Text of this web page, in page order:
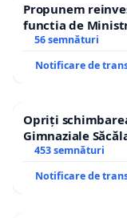
Propunem
functia de
56 semnături
Notificare de
Opriți
Gimnaziale
453 semnături
Notificare de